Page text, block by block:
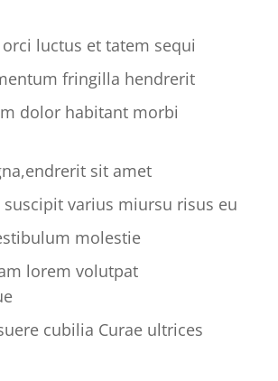
luctus et tatem sequi
fringilla hendrerit
dolor habitant morbi
sit amet
suscipit varius miursu risus eu
molestie
lorem volutpat
cubilia Curae ultrices